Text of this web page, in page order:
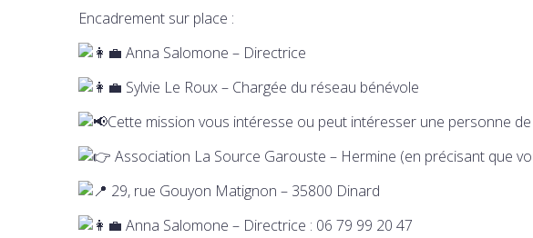
Encadrement sur place :
Anna Salomone – Directrice
Sylvie Le Roux – Chargée du réseau bénévole
Cette mission vous intéresse ou peut intéresser une personne
Association La Source Garouste – Hermine (en précisant que
29, rue Gouyon Matignon – 35800 Dinard
Anna Salomone – Directrice : 06 79 99 20 47